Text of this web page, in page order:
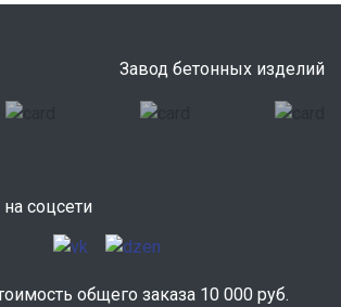
Завод бетонных изделий
соцсети
общего заказа 10 000 руб.